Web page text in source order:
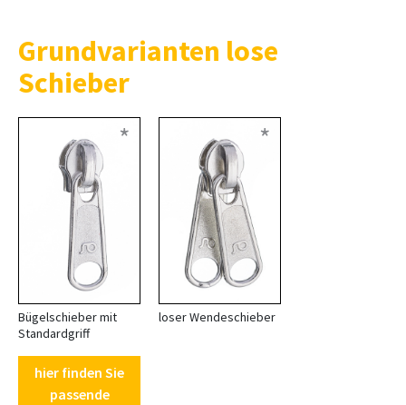
Grundvarianten lose
Schieber
*
Bügelschieber mit
Standardgriff
hier finden Sie
passende
*
loser Wendeschieber